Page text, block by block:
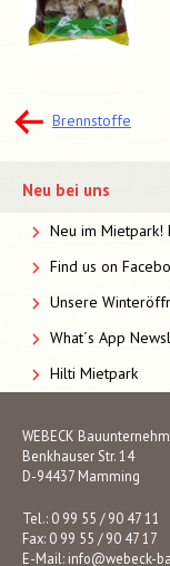
Brennstoffe
Neu bei uns
Neu im Mietpark!
Find us on
Unsere
What´s App
Hilti Mietpark
WEBECK
Benkhauser Str. 14
D-94437 Mamming
Tel.: 0 99 55 / 90 47 11
Fax: 0 99 55 / 90 47 17
E-Mail: info@webeck-